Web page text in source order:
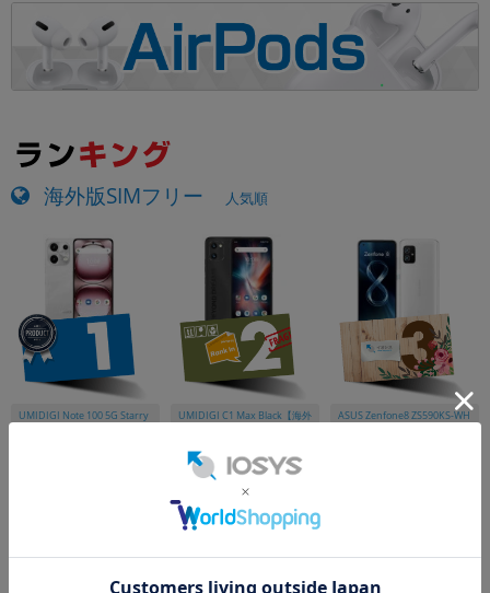
海外版SIMフリー 人気順
UMIDIGI Note 100 5G Starry
UMIDIGI C1 Max Black【海外
￥12,800
ASUS Zenfone8 ZS590KS-WH
人気順